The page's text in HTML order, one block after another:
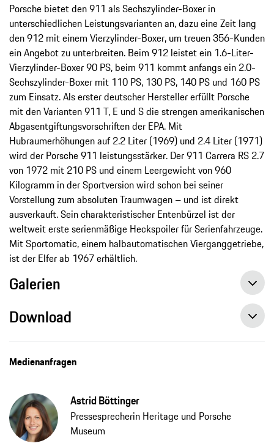
Porsche bietet den 911 als Sechszylinder-Boxer in
unterschiedlichen Leistungsvarianten an, dazu eine Zeit lang
den 912 mit einem Vierzylinder-Boxer, um treuen 356-Kunden
ein Angebot zu unterbreiten. Beim 912 leistet ein 1.6-Liter-
Vierzylinder-Boxer 90 PS, beim 911 kommt anfangs ein 2.0-
Sechszylinder-Boxer mit 110 PS, 130 PS, 140 PS und 160 PS
zum Einsatz. Als erster deutscher Hersteller erfüllt Porsche
mit den Varianten 911 T, E und S die strengen amerikanischen
Abgasentgiftungsvorschriften der EPA. Mit
Hubraumerhöhungen auf 2.2 Liter (1969) und 2.4 Liter (1971)
wird der Porsche 911 leistungsstärker. Der 911 Carrera RS 2.7
von 1972 mit 210 PS und einem Leergewicht von 960
Kilogramm in der Sportversion wird schon bei seiner
Vorstellung zum absoluten Traumwagen – und ist direkt
ausverkauft. Sein charakteristischer Entenbürzel ist der
weltweit erste serienmäßige Heckspoiler für Serienfahrzeuge.
Mit Sportomatic, einem halbautomatischen Vierganggetriebe,
ist der Elfer ab 1967 erhältlich.
Galerien
Download
Medienanfragen
Astrid Böttinger
Pressesprecherin Heritage und Porsche
Museum